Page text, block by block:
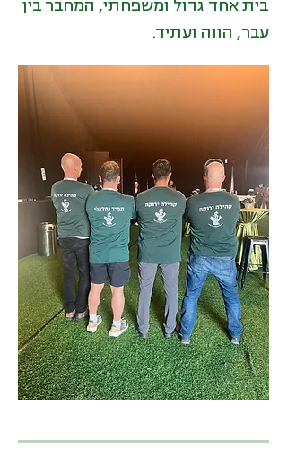
בית אחד גדול ומשפחתי, המחבר בין
עבר, הווה ועתיד.